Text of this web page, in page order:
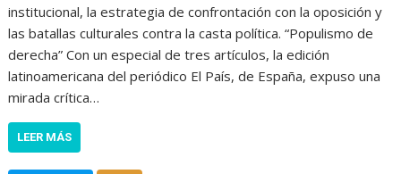
institucional, la estrategia de confrontación con la oposición y
las batallas culturales contra la casta política. “Populismo de
derecha” Con un especial de tres artículos, la edición
latinoamericana del periódico El País, de España, expuso una
mirada crítica…
LEER MÁS